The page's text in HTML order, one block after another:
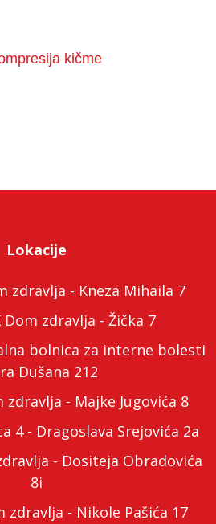
kičme
Lokacije
zdravlja - Kneza Mihaila 7
Dom zdravlja - Žička 7
bolnica za interne bolesti
Dušana 212
zdravlja - Majke Jugovića 8
4 - Dragoslava Srejovića 2a
- Dositeja Obradovića
8i
zdravlja - Nikole Pašića 17